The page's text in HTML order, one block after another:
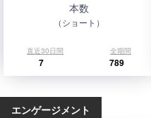
本数
（ショート）
直近30日間 全期間
7 789
エンゲージメント